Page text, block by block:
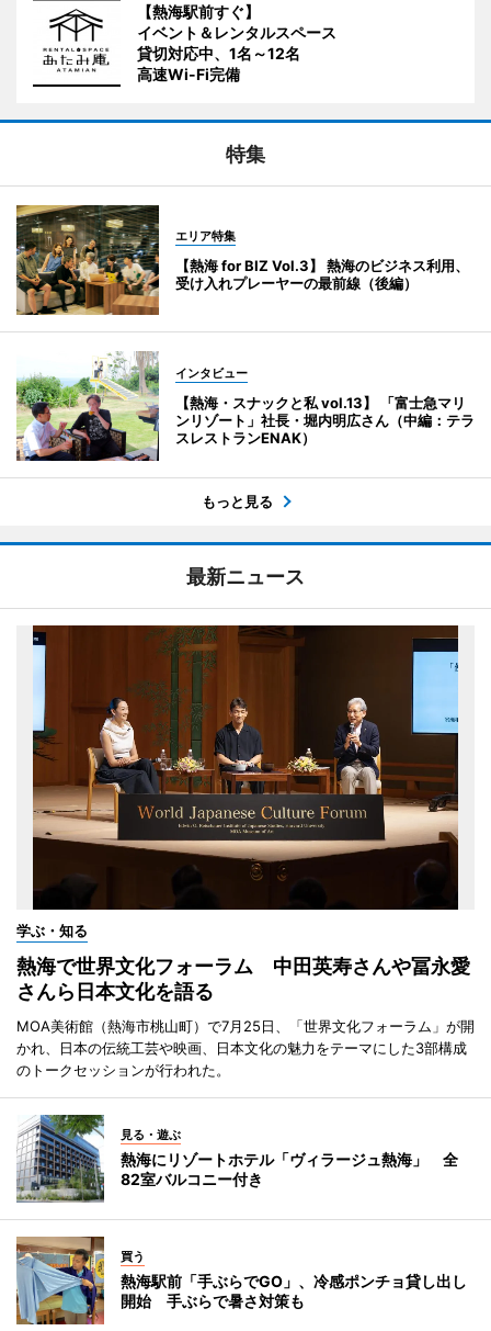
【熱海駅前すぐ】
イベント＆レンタルスペース
貸切対応中、1名～12名
高速Wi-Fi完備
特集
エリア特集
【熱海 for BIZ Vol.3】 熱海のビジネス利用、
受け入れプレーヤーの最前線（後編）
インタビュー
【熱海・スナックと私 vol.13】 「富士急マリ
ンリゾート」社長・堀内明広さん（中編：テラ
スレストランENAK）
もっと見る
最新ニュース
学ぶ・知る
熱海で世界文化フォーラム 中田英寿さんや冨永愛
さんら日本文化を語る
MOA美術館（熱海市桃山町）で7月25日、「世界文化フォーラム」が開
かれ、日本の伝統工芸や映画、日本文化の魅力をテーマにした3部構成
のトークセッションが行われた。
見る・遊ぶ
熱海にリゾートホテル「ヴィラージュ熱海」 全
82室バルコニー付き
買う
熱海駅前「手ぶらでGO」、冷感ポンチョ貸し出し
開始 手ぶらで暑さ対策も